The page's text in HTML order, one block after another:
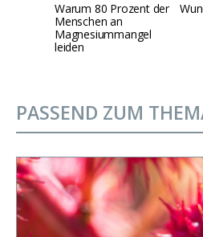
Warum 80 Prozent der
Menschen an
Magnesiummangel
leiden
PASSEND ZUM